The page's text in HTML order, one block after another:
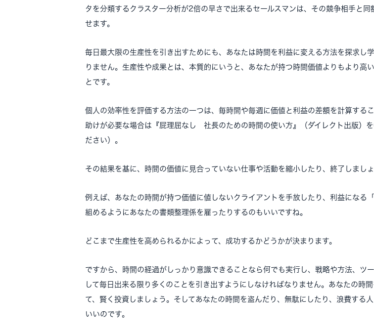
タを分類するクラスター分析が2倍の早さで出来るセールスマンは、その競争相手と同
せます。
毎日最大限の生産性を引き出すためにも、あなたは時間を利益に変える方法を探求し
りません。生産性や成果とは、本質的にいうと、あなたが持つ時間価値よりもより高
とです。
個人の効率性を評価する方法の一つは、毎時間や毎週に価値と利益の差額を計算する
助けが必要な場合は『屁理屈なし 社長のための時間の使い方』（ダイレクト出版）を
ださい）。
その結果を基に、時間の価値に見合っていない仕事や活動を縮小したり、終了しましょ
例えば、あなたの時間が持つ価値に値しないクライアントを手放したり、利益になる
組めるようにあなたの書類整理係を雇ったりするのもいいですね。
どこまで生産性を高められるかによって、成功するかどうかが決まります。
ですから、時間の経過がしっかり意識できることなら何でも実行し、戦略や方法、ツ
して毎日出来る限り多くのことを引き出すようにしなければなりません。あなたの時
て、賢く投資しましょう。そしてあなたの時間を盗んだり、無駄にしたり、浪費する
いいのです。